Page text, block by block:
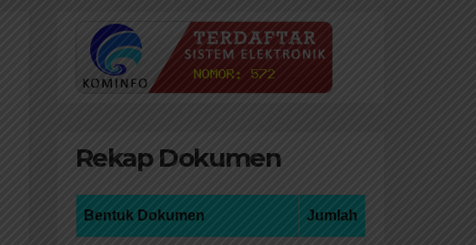
Rekap Dokumen
Bentuk Dokumen Jumlah